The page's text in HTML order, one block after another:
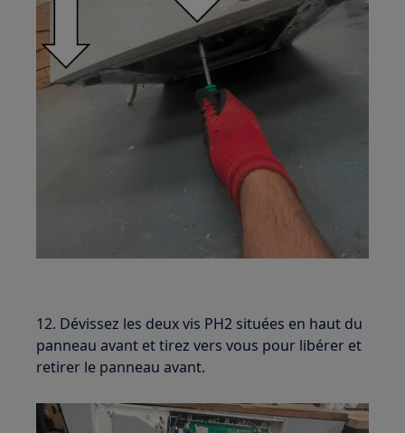
12. Dévissez les deux vis PH2 situées en haut du
panneau avant et tirez vers vous pour libérer et
retirer le panneau avant.